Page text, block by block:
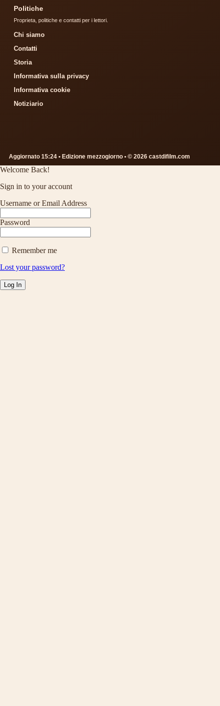
Politiche
Proprieta, politiche e contatti per i lettori.
Chi siamo
Contatti
Storia
Informativa sulla privacy
Informativa cookie
Notiziario
Aggiornato 15:24 • Edizione mezzogiorno • © 2026 castdifilm.com
Welcome Back!
Sign in to your account
Username or Email Address
Password
Remember me
Lost your password?